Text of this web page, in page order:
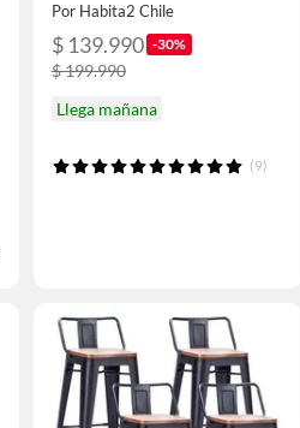
Por Habita2 Chile
$ 139.990 -30%
$ 199.990
Llega mañana
(9)